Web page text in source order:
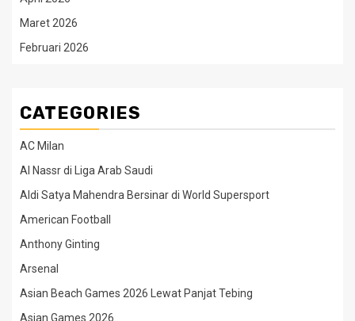
Maret 2026
Februari 2026
CATEGORIES
AC Milan
Al Nassr di Liga Arab Saudi
Aldi Satya Mahendra Bersinar di World Supersport
American Football
Anthony Ginting
Arsenal
Asian Beach Games 2026 Lewat Panjat Tebing
Asian Games 2026